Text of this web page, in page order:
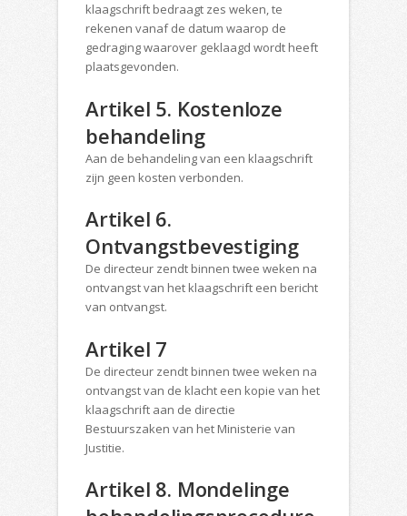
klaagschrift bedraagt zes weken, te
rekenen vanaf de datum waarop de
gedraging waarover geklaagd wordt heeft
plaatsgevonden.
Artikel 5. Kostenloze
behandeling
Aan de behandeling van een klaagschrift
zijn geen kosten verbonden.
Artikel 6.
Ontvangstbevestiging
De directeur zendt binnen twee weken na
ontvangst van het klaagschrift een bericht
van ontvangst.
Artikel 7
De directeur zendt binnen twee weken na
ontvangst van de klacht een kopie van het
klaagschrift aan de directie
Bestuurszaken van het Ministerie van
Justitie.
Artikel 8. Mondelinge